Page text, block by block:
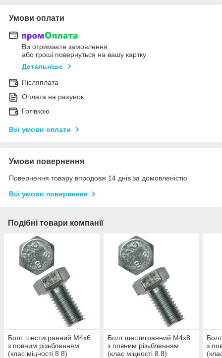
Умови оплати
Ви отримаєте замовлення
або гроші повернуться на вашу картку
Детальніше
Післяплата
Оплата на рахунок
Готівкою
Всі умови оплати
Умови повернення
Повернення товару впродовж 14 днів за домовленістю
Всі умови повернення
Подібні товари компанії
Болт шестигранний М4х6
з повним різьбленням
(клас міцності 8.8)
Болт шестигранний М4х8
з повним різьбленням
(клас міцності 8.8)
з